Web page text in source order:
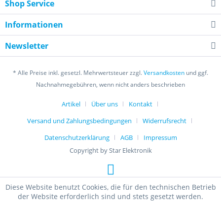
Shop Service
Informationen
Newsletter
* Alle Preise inkl. gesetzl. Mehrwertsteuer zzgl.Versandkosten und ggf.
Nachnahmegebühren, wenn nicht anders beschrieben
Artikel Über uns
Kontakt
Versand und Zahlungsbedingungen
Widerrufsrecht
Datenschutzerklärung
AGB
Impressum
Copyright by Star Elektronik
Diese Website benutzt Cookies, die für den technischen Betrieb
der Website erforderlich sind und stets gesetzt werden.